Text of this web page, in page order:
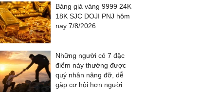
Bảng giá vàng 9999 24K
18K SJC DOJI PNJ hôm
nay 7/8/2026
Những người có 7 đặc
điểm này thường được
quý nhân nâng đỡ, dễ
gặp cơ hội hơn người